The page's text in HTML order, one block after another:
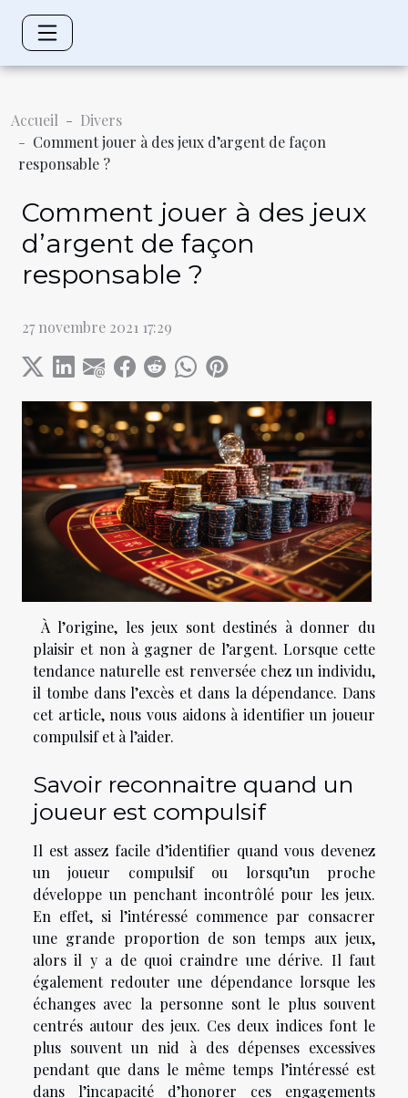
Accueil
Divers
Comment jouer à des jeux d’argent de façon
responsable ?
Comment jouer à des jeux
d’argent de façon
responsable ?
27 novembre 2021 17:29
À l’origine, les jeux sont destinés à donner du
plaisir et non à gagner de l’argent. Lorsque cette
tendance naturelle est renversée chez un individu,
il tombe dans l’excès et dans la dépendance. Dans
cet article, nous vous aidons à identifier un joueur
compulsif et à l’aider.
Savoir reconnaitre quand un
joueur est compulsif
Il est assez facile d’identifier quand vous devenez
un joueur compulsif ou lorsqu’un proche
développe un penchant incontrôlé pour les jeux.
En effet, si l’intéressé commence par consacrer
une grande proportion de son temps aux jeux,
alors il y a de quoi craindre une dérive. Il faut
également redouter une dépendance lorsque les
échanges avec la personne sont le plus souvent
centrés autour des jeux. Ces deux indices font le
plus souvent un nid à des dépenses excessives
pendant que dans le même temps l’intéressé est
dans l’incapacité d’honorer ces engagements